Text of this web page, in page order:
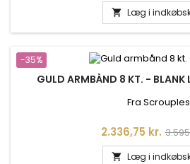
 Læg i
-35%
GULD ARMBÅND 8 KT. - BLANK
Fra Scrouples
Pris
2.336,75 kr.
 Læg i